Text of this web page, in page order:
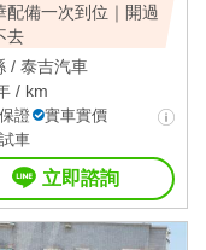
配備一次到位｜開過
去
/ 泰吉汽車
/ km
證
實車實價
車
立即諮詢